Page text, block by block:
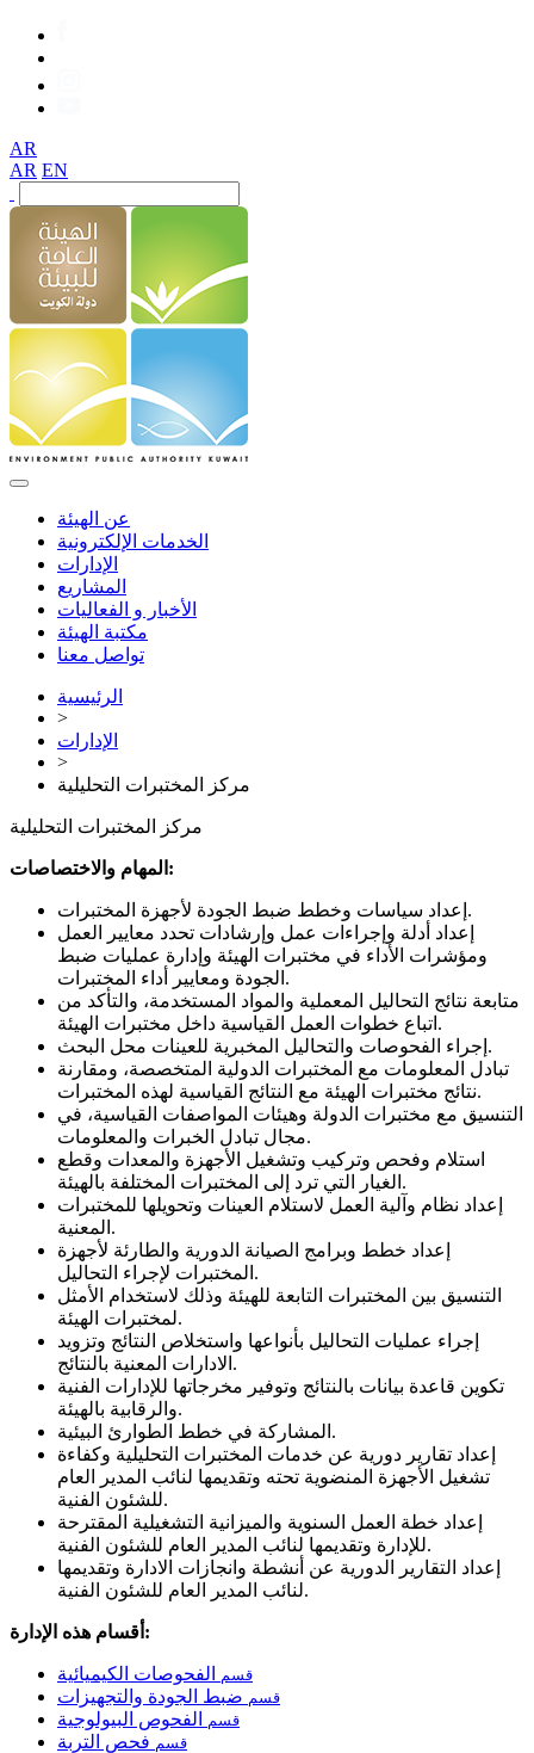
AR
AR EN
عن الهيئة
الخدمات الإلكترونية
الإدارات
المشاريع
الأخبار و الفعاليات
مكتبة الهيئة
تواصل معنا
الرئيسية
>
الإدارات
>
مركز المختبرات التحليلية
مركز المختبرات التحليلية
المهام والاختصاصات:
إعداد سياسات وخطط ضبط الجودة لأجهزة المختبرات.
إعداد أدلة وإجراءات عمل وإرشادات تحدد معايير العمل
ومؤشرات الأداء في مختبرات الهيئة وإدارة عمليات ضبط
الجودة ومعايير أداء المختبرات.
متابعة نتائج التحاليل المعملية والمواد المستخدمة، والتأكد من
اتباع خطوات العمل القياسية داخل مختبرات الهيئة.
إجراء الفحوصات والتحاليل المخبرية للعينات محل البحث.
تبادل المعلومات مع المختبرات الدولية المتخصصة، ومقارنة
نتائج مختبرات الهيئة مع النتائج القياسية لهذه المختبرات.
التنسيق مع مختبرات الدولة وهيئات المواصفات القياسية، في
مجال تبادل الخبرات والمعلومات.
استلام وفحص وتركيب وتشغيل الأجهزة والمعدات وقطع
الغيار التي ترد إلى المختبرات المختلفة بالهيئة.
إعداد نظام وآلية العمل لاستلام العينات وتحويلها للمختبرات
المعنية.
إعداد خطط وبرامج الصيانة الدورية والطارئة لأجهزة
المختبرات لإجراء التحاليل.
التنسيق بين المختبرات التابعة للهيئة وذلك لاستخدام الأمثل
لمختبرات الهيئة.
إجراء عمليات التحاليل بأنواعها واستخلاص النتائج وتزويد
الادارات المعنية بالنتائج.
تكوين قاعدة بيانات بالنتائج وتوفير مخرجاتها للإدارات الفنية
والرقابية بالهيئة.
المشاركة في خطط الطوارئ البيئية.
إعداد تقارير دورية عن خدمات المختبرات التحليلية وكفاءة
تشغيل الأجهزة المنضوية تحته وتقديمها لنائب المدير العام
للشئون الفنية.
إعداد خطة العمل السنوية والميزانية التشغيلية المقترحة
للإدارة وتقديمها لنائب المدير العام للشئون الفنية.
إعداد التقارير الدورية عن أنشطة وانجازات الادارة وتقديمها
لنائب المدير العام للشئون الفنية.
أقسام هذه الإدارة:
قسم الفحوصات الكيميائية
قسم ضبط الجودة والتجهيزات
قسم الفحوص البيولوجية
قسم فحص التربة